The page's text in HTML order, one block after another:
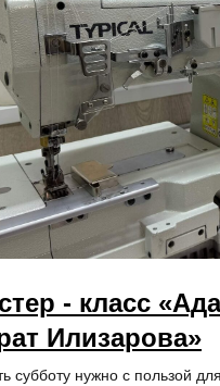
- класс
Илизарова»
субботу нужно с пользой